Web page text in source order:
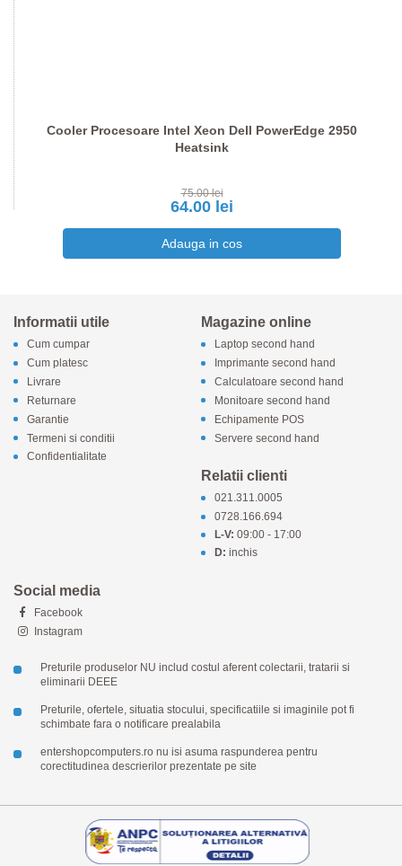
Cooler Procesoare Intel Xeon Dell PowerEdge 2950
Heatsink
75.00 lei
64.00 lei
Informatii utile
Cum cumpar
Cum platesc
Livrare
Returnare
Garantie
Termeni si conditii
Confidentialitate
Magazine online
Laptop second hand
Imprimante second hand
Calculatoare second hand
Monitoare second hand
Echipamente POS
Servere second hand
Relatii clienti
021.311.0005
0728.166.694
L-V: 09:00 - 17:00
D: inchis
Social media
Facebook
Instagram
Preturile produselor NU includ costul aferent colectarii, tratarii si
eliminarii DEEE
Preturile, ofertele, situatia stocului, specificatiile si imaginile pot fi
schimbate fara o notificare prealabila
entershopcomputers.ro nu isi asuma raspunderea pentru
corectitudinea descrierilor prezentate pe site